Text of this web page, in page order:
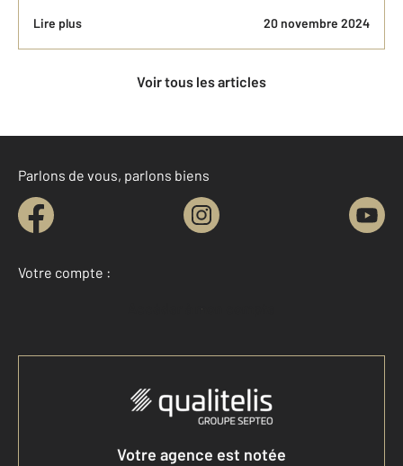
Lire plus 20 novembre 2024
Voir tous les articles
Parlons de vous, parlons biens
Votre compte :
Accéder à mon compte
Votre agence est notée